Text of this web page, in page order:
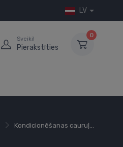
LV
Sveiki!
Pierakstīties
0
Kondicionēšanas cauruļ...